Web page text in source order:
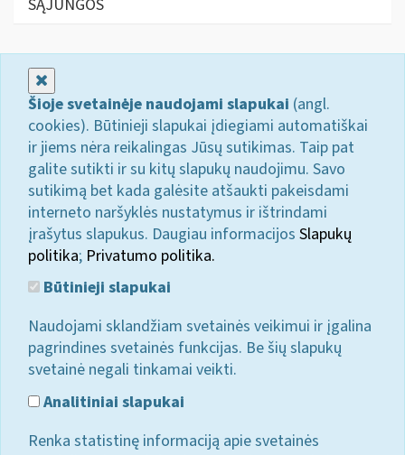
SĄJUNGOS
Šioje svetainėje naudojami slapukai (angl.
cookies). Būtinieji slapukai įdiegiami automatiškai
ir jiems nėra reikalingas Jūsų sutikimas. Taip pat
galite sutikti ir su kitų slapukų naudojimu. Savo
sutikimą bet kada galėsite atšaukti pakeisdami
interneto naršyklės nustatymus ir ištrindami
įrašytus slapukus. Daugiau informacijos Slapukų
politika; Privatumo politika.
Būtinieji slapukai
Naudojami sklandžiam svetainės veikimui ir įgalina
pagrindines svetainės funkcijas. Be šių slapukų
svetainė negali tinkamai veikti.
Analitiniai slapukai
Renka statistinę informaciją apie svetainės